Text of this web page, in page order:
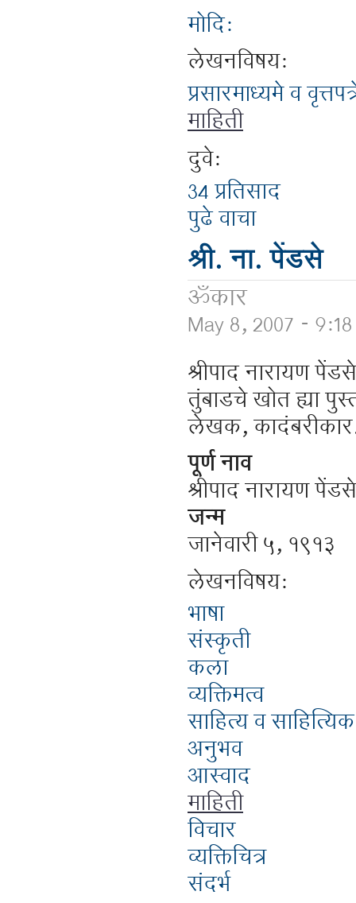
मोदि:
लेखनविषय:
प्रसारमाध्यमे व
माहिती
दुवे:
34 प्रतिसाद
पुढे वाचा
श्री. ना. पेंडसे
ॐकार
May 8, 2007 -
श्रीपाद नारायण
तुंबाडचे खोत ह्या
लेखक,
पूर्ण नाव
श्रीपाद नारायण पेंडसे
जन्म
जानेवारी ५, १९१३
लेखनविषय:
भाषा
संस्कृती
कला
व्यक्तिमत्व
साहित्य व साहित्यिक
अनुभव
आस्वाद
माहिती
विचार
व्यक्तिचित्र
संदर्भ